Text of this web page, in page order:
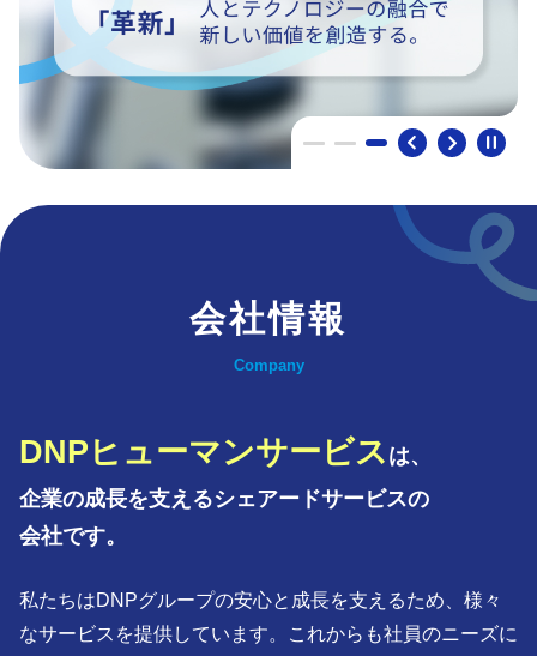
会社情報
Company
DNPヒューマンサービス は、
企業の成長を支えるシェアードサービスの
会社です。
私たちはDNPグループの安心と成長を支えるため、様々
なサービスを提供しています。これからも社員のニーズに